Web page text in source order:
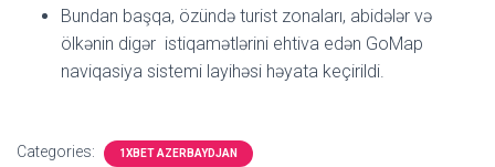
Bundan başqa, özündə turist zonaları, abidələr və
ölkənin digər istiqamətlərini ehtiva edən GoMap
naviqasiya sistemi layihəsi həyata keçirildi.
Categories: 1XBET AZERBAYDJAN